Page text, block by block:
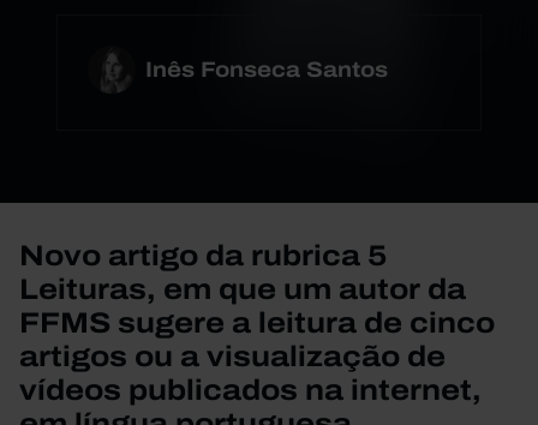
Inês Fonseca Santos
Novo artigo da rubrica 5
Leituras, em que um autor da
FFMS sugere a leitura de cinco
artigos ou a visualização de
vídeos publicados na internet,